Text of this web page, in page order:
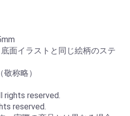
面イラストと同じ絵柄のステ
称略）
rights reserved.
reserved.